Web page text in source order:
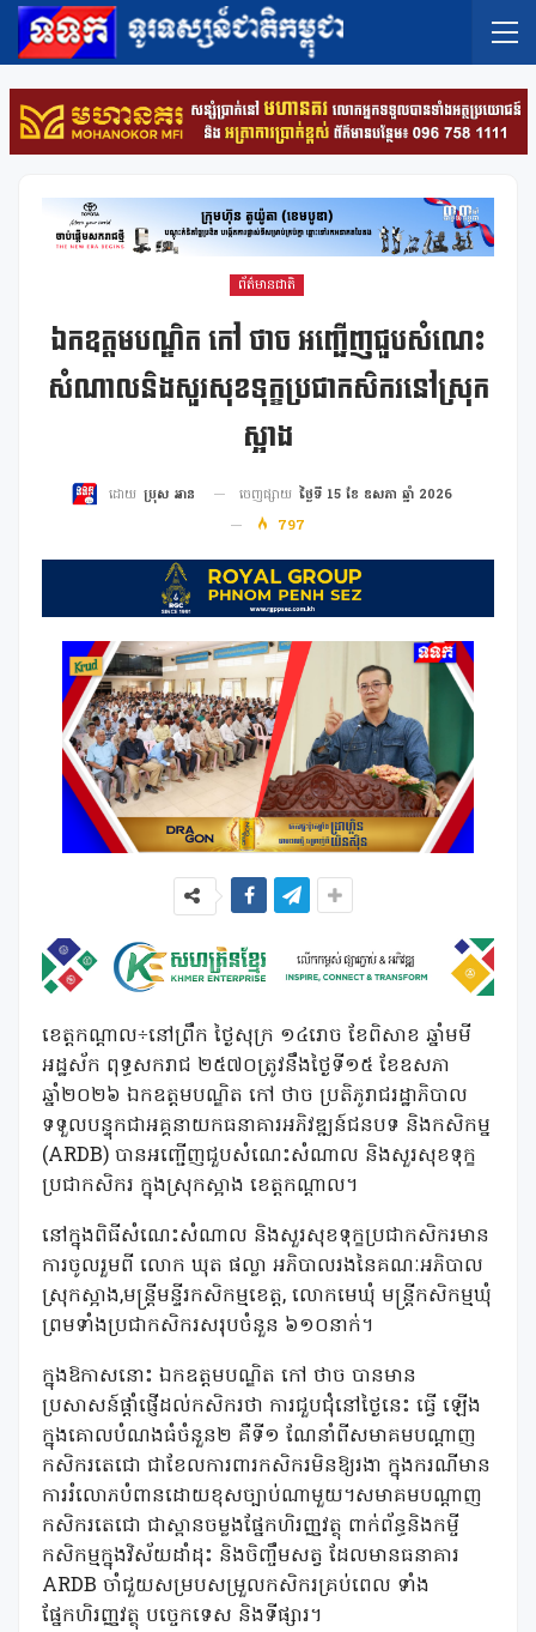
ព័ត៌មានជាតិ
ឯកឧត្តមបណ្ឌិត កៅ ថាច អញ្ជើញជួបសំណេះ
សំណាលនិងសួរសុខទុក្ខប្រជាកសិករនៅស្រុក
ស្អាង
ដោយ ប្រុស អាន ចេញផ្សាយ ថ្ងៃទី 15 ខែ ឧសភា ឆ្នាំ 2026
797
ខេត្តកណ្តាល÷នៅព្រឹក ថ្ងៃសុក្រ ១៤រោច ខែពិសាខ ឆ្នាំមមី
អដ្ឋស័ក ពុទ្ធសករាជ ២៥៧០ត្រូវនឹងថ្ងៃទី១៥ ខែឧសភា
ឆ្នាំ២០២៦ ឯកឧត្តមបណ្ឌិត កៅ ថាច ប្រតិភូរាជរដ្ឋាភិបាល
ទទួលបន្ទុកជាអគ្គនាយកធនាគារអភិវឌ្ឍន៍ជនបទ និងកសិកម្ន
(ARDB) បានអញ្ជើញជួបសំណេះសំណាល និងសួរសុខទុក្ខ
ប្រជាកសិករ ក្នុងស្រុកស្អាង ខេត្តកណ្តាល។
នៅក្នុងពិធីសំណេះសំណាល និងសួរសុខទុក្ខប្រជាកសិករមាន
ការចូលរួមពី លោក ឃុត ផល្លា អភិបាលរងនៃគណៈអភិបាល
ស្រុកស្អាង,មន្ត្រីមន្ទីរកសិកម្មខេត្ត, លោកមេឃុំ មន្រ្តីកសិកម្មឃុំ
ព្រមទាំងប្រជាកសិករសរុបចំនួន ៦១០នាក់។
ក្នុងឱកាសនោះ ឯកឧត្តមបណ្ឌិត កៅ ថាច បានមាន
ប្រសាសន៍ផ្តាំផ្ញើដល់កសិករថា ការជួបជុំនៅថ្ងៃនេះ ធ្វើ ឡើង
ក្នុងគោលបំណងធំចំនួន២ គឺទី១ ណែនាំពីសមាគមបណ្តាញ
កសិករតេជោ ជាខែលការពារកសិករមិនឱ្យរងា ក្នុងករណីមាន
ការរំលោភបំពានដោយខុសច្បាប់ណាមួយ។សមាគមបណ្តាញ
កសិករតេជោ ជាស្ពានចម្លងផ្នែកហិរញ្ញវត្ថុ ពាក់ព័ន្ធនិងកម្ចី
កសិកម្មក្នុងវិស័យដាំដុះ និងចិញ្ចឹមសត្វ ដែលមានធនាគារ
ARDB ចាំជួយសម្របសម្រួលកសិករគ្រប់ពេល ទាំង
ផ្នែកហិរញ្ញវត្ថុ បច្ចេកទេស និងទីផ្សារ។